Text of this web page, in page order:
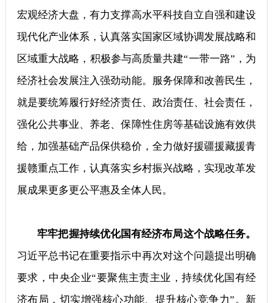
宏观经济大盘，有力支撑高水平科技自立自强和建设
现代化产业体系，认真落实国家区域协调发展战略和
区域重大战略，积极参与高质量共建“一带一路”，为
经济社会发展注入强劲动能。服务保障和改善民生，
就是要统筹履行好经济责任、政治责任、社会责任，
强化公共事业、养老、保障性住房等基础设施有效供
给，加强基础产品保供稳价，全力做好援疆援藏援青
援赣重点工作，认真落实乡村振兴战略，实现改革发
展成果更多更公平惠及全体人民。
牢牢把握持续优化国有经济布局这个战略任务。
习近平总书记在重要指示中再次对这个问题提出明确
要求，中央企业“要聚焦主责主业，持续优化国有经
济布局，切实增强核心功能、提升核心竞争力”。新